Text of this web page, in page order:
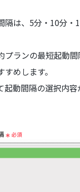
隔は、5分・10分
プランの最短起動
めします。
起動間隔の選択内